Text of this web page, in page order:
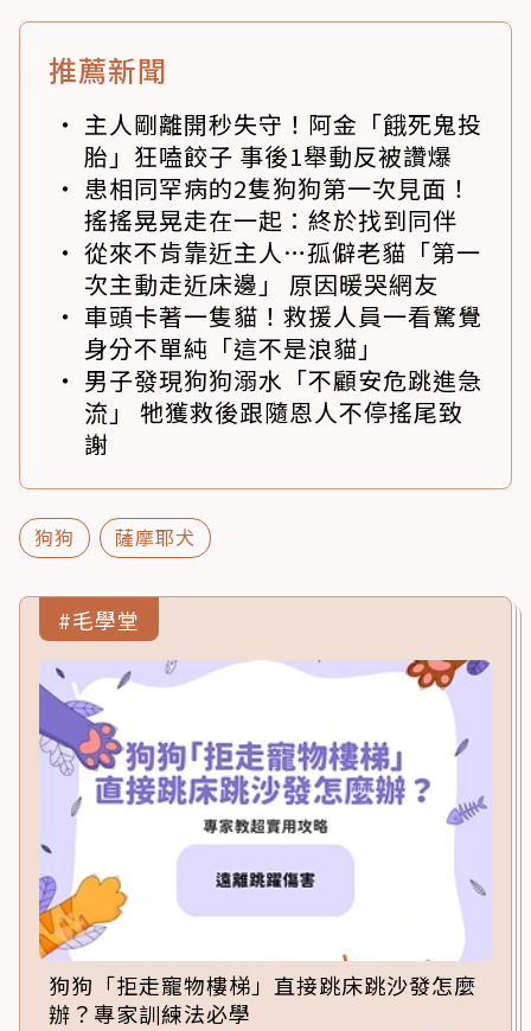
推薦新聞
主人剛離開秒失守！阿金「餓死鬼投
胎」狂嗑餃子 事後1舉動反被讚爆
患相同罕病的2隻狗狗第一次見面！
搖搖晃晃走在一起：終於找到同伴
從來不肯靠近主人…孤僻老貓「第一
次主動走近床邊」 原因暖哭網友
車頭卡著一隻貓！救援人員一看驚覺
身分不單純「這不是浪貓」
男子發現狗狗溺水「不顧安危跳進急
流」 牠獲救後跟隨恩人不停搖尾致
謝
狗狗 薩摩耶犬
#毛學堂
狗狗「拒走寵物樓梯」直接跳床跳沙發怎麼
辦？專家訓練法必學